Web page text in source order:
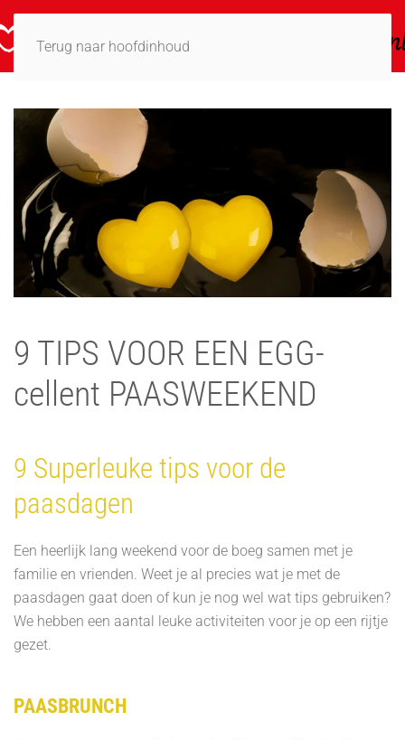
Terug naar hoofdinhoud
9 TIPS VOOR EEN EGG-
cellent PAASWEEKEND
9 Superleuke tips voor de
paasdagen
Een heerlijk lang weekend voor de boeg samen met je
familie en vrienden. Weet je al precies wat je met de
paasdagen gaat doen of kun je nog wel wat tips gebruiken?
We hebben een aantal leuke activiteiten voor je op een rijtje
gezet.
PAASBRUNCH